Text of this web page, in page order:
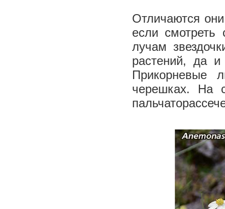
Отличаются
если смотреть
лучам
растений, да
Прикорневые
черешках. На